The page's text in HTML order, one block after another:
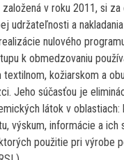
založená v roku 2011, si
udržateľnosti a
nulového
k obmedzovaniu
kožiarskom a
Jeho súčasťou je
látok v oblastiach:
výskum, informácie a ich
použitie pri výrobe